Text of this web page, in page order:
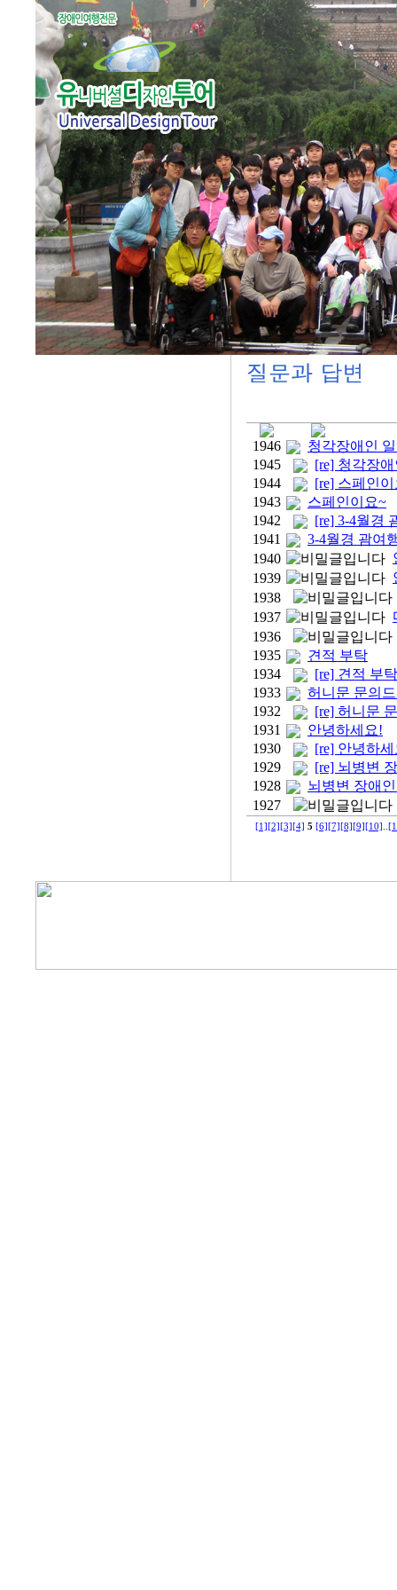
1946
청각장애인
1945
[re] 청각장
1944
[re] 스페인
1943
스페인이요~
1942
[re] 3-4월경
1941
3-4월경 괌여
1940
1939
1938
1937
1936
1935
견적 부탁
1934
[re] 견적 부탁
1933
허니문 문의
1932
[re] 허니문
1931
안녕하세요!
1930
[re] 안녕하
1929
[re] 뇌병변
1928
뇌병변 장애
1927
[1] [2] [3] [4] 5 [6] [7] [8] [9] [10]